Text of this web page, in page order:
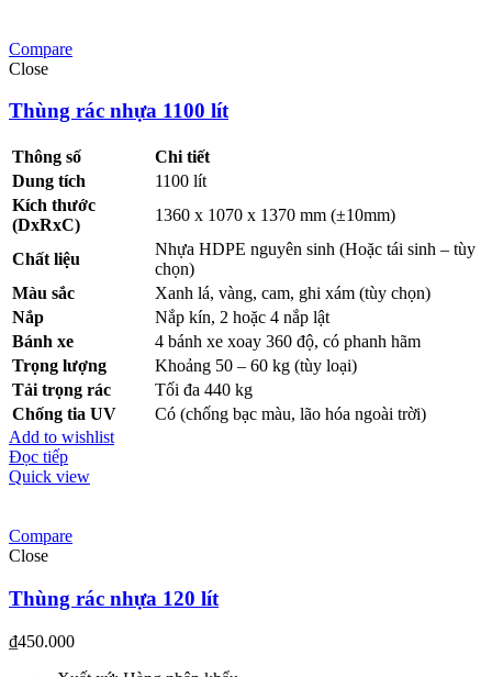
Compare
Close
Thùng rác nhựa 1100 lít
Thông số
Chi tiết
Dung tích
1100 lít
Kích thước
(DxRxC)
1360 x 1070 x 1370 mm (±10mm)
Chất liệu
Nhựa HDPE nguyên sinh (Hoặc tái sinh – tùy
chọn)
Màu sắc
Xanh lá, vàng, cam, ghi xám (tùy chọn)
Nắp
Nắp kín, 2 hoặc 4 nắp lật
Bánh xe
4 bánh xe xoay 360 độ, có phanh hãm
Trọng lượng
Khoảng 50 – 60 kg (tùy loại)
Tải trọng rác
Tối đa 440 kg
Chống tia UV
Có (chống bạc màu, lão hóa ngoài trời)
Add to wishlist
Đọc tiếp
Quick view
Compare
Close
Thùng rác nhựa 120 lít
₫450.000